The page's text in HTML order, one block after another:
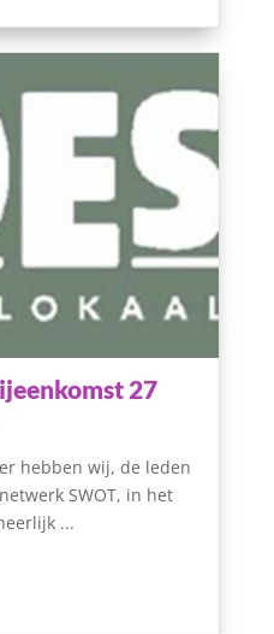
27
hebben wij, de leden
SWOT, in het
...